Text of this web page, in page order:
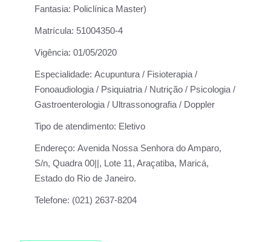
Fantasia: Policlínica Master)
Matrícula: 51004350-4
Vigência: 01/05/2020
Especialidade: Acupuntura / Fisioterapia /
Fonoaudiologia / Psiquiatria / Nutrição / Psicologia /
Gastroenterologia / Ultrassonografia / Doppler
Tipo de atendimento: Eletivo
Endereço: Avenida Nossa Senhora do Amparo,
S/n, Quadra 00||, Lote 11, Araçatiba, Maricá,
Estado do Rio de Janeiro.
Telefone: (021) 2637-8204